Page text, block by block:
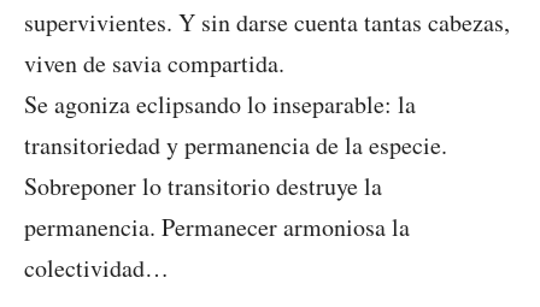
supervivientes. Y sin darse cuenta tantas cabezas,
viven de savia compartida.
Se agoniza eclipsando lo inseparable: la
transitoriedad y permanencia de la especie.
Sobreponer lo transitorio destruye la
permanencia. Permanecer armoniosa la
colectividad…